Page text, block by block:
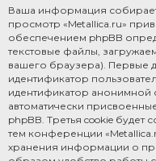
Ваша информация
просмотр «Metallica.ru»
обеспечением phpBB
текстовые файлы,
вашего браузера). Первые
идентификатор
идентификатор анонимной
автоматически
phpBB. Третья cookie будет
тем конференции
хранения информации о